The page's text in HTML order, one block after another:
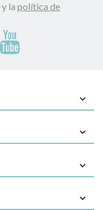
y lapolítica de